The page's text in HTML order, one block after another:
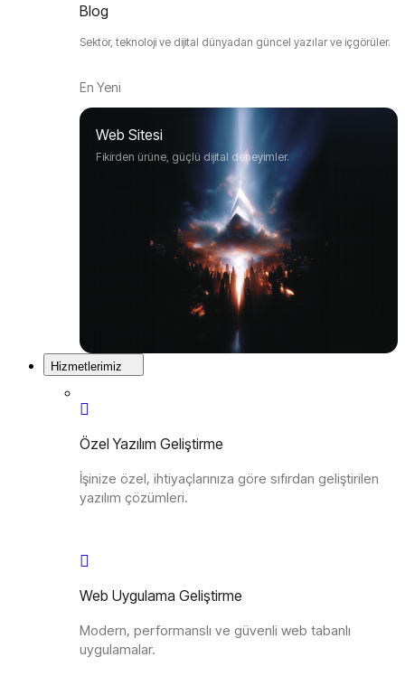
Blog
Sektör, teknoloji ve dijital dünyadan güncel yazılar ve içgörüler.
En Yeni
Web Sitesi
Fikirden ürüne, güçlü dijital deneyimler.
Hizmetlerimiz
Özel Yazılım Geliştirme
İşinize özel, ihtiyaçlarınıza göre sıfırdan geliştirilen
yazılım çözümleri.
Web Uygulama Geliştirme
Modern, performanslı ve güvenli web tabanlı
uygulamalar.